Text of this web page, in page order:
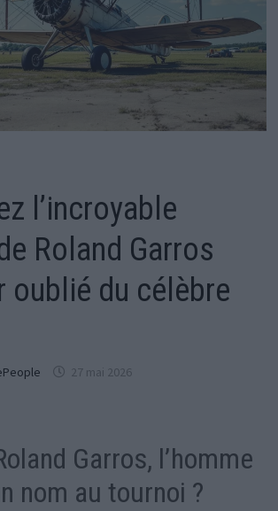
l’incroyable
Roland Garros
oublié du célèbre
27 mai 2026
Garros, l’homme
nom au tournoi ?